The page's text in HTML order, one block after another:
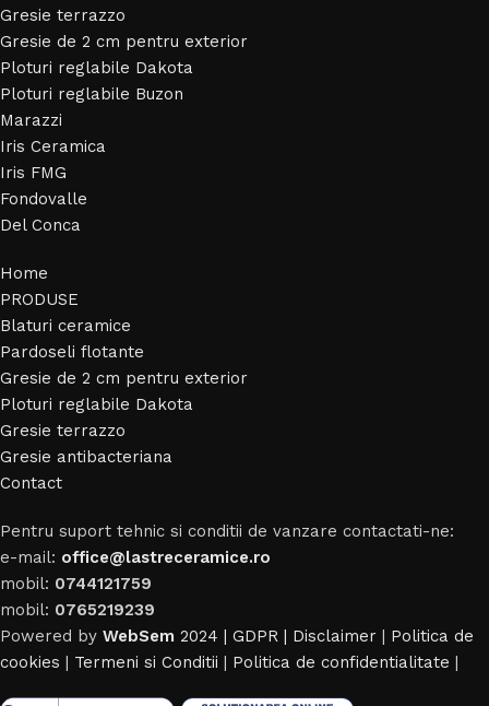
Gresie terrazzo
Gresie de 2 cm pentru exterior
Ploturi reglabile Dakota
Ploturi reglabile Buzon
Marazzi
Iris Ceramica
Iris FMG
Fondovalle
Del Conca
Home
PRODUSE
Blaturi ceramice
Pardoseli flotante
Gresie de 2 cm pentru exterior
Ploturi reglabile Dakota
Gresie terrazzo
Gresie antibacteriana
Contact
Pentru suport tehnic si conditii de vanzare contactati-ne:
e-mail: office@lastreceramice.ro
mobil: 0744121759
mobil: 0765219239
Powered by WebSem 2024 | GDPR | Disclaimer | Politica de
cookies | Termeni si Conditii | Politica de confidentialitate |